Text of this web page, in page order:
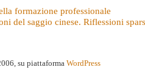
formazione professionale
del saggio cinese. Riflessioni
su piattaforma WordPress